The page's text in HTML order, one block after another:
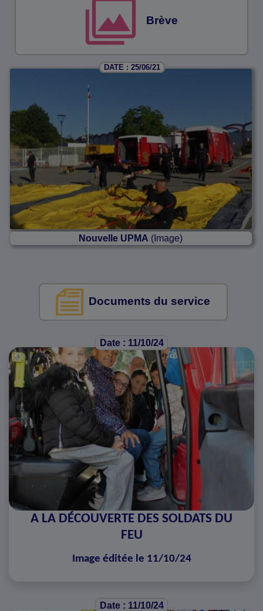
Brève
DATE : 25/06/21
Nouvelle UPMA (Image)
Documents du service
Date : 11/10/24
A LA DÉCOUVERTE DES SOLDATS DU
FEU
Image éditée le 11/10/24
Date : 11/10/24